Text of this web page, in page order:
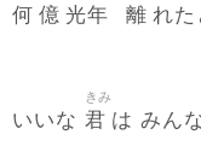
何 億 光年 離 れた
いいな 君
きみ
は みん